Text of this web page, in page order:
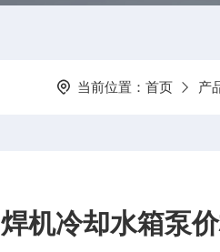
当前位置： 首页 产
焊机冷却水箱泵